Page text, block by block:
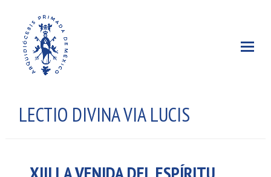
LECTIO DIVINA VIA LUCIS